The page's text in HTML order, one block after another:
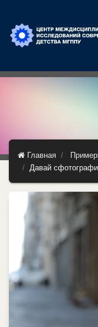
Главная
Давай